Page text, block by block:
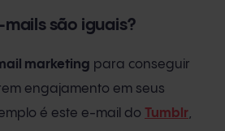
mails são iguais?
marketing para conseguir
engajamento em seus
é este e-mail do Tumblr,